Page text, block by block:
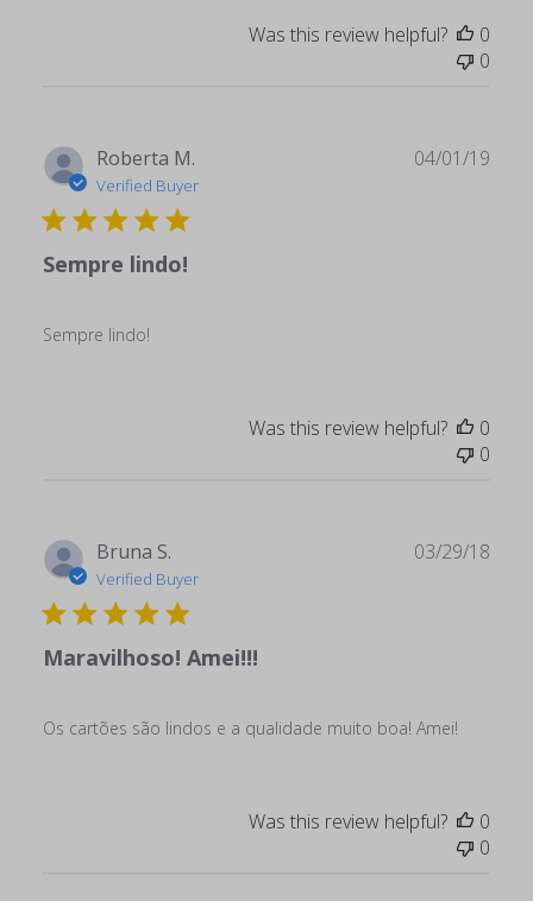
Was this review helpful?
0
0
Roberta M.
Verified Buyer
Sempre lindo!
Sempre lindo!
04/01/19
Was this review helpful?
0
0
Bruna S.
Verified Buyer
Maravilhoso! Amei!!!
Os cartões são lindos e a qualidade muito boa! Amei!
03/29/18
Was this review helpful?
0
0